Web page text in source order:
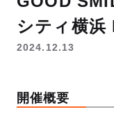
シティ横浜
2024.12.13
開催概要